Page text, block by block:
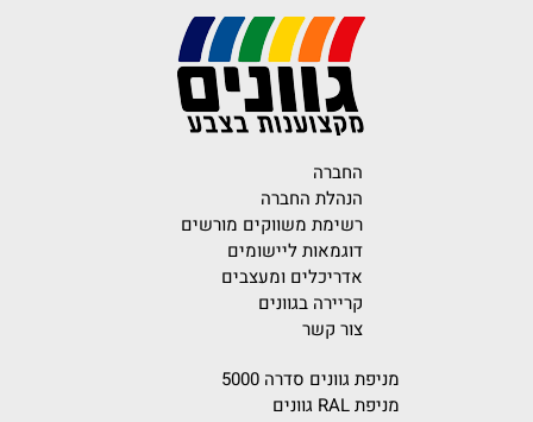
החברה
הנהלת החברה
רשימת משווקים מורשים
דוגמאות ליישומים
אדריכלים ומעצבים
קריירה בגוונים
צור קשר
מניפת גוונים סדרה 5000
מניפת RAL גוונים